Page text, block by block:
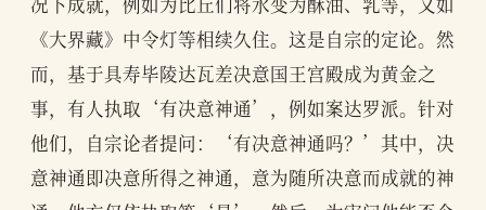
《大界藏》中令灯等相续久住。这是自宗的定论。然
而，基于具寿毕陵达瓦差决意国王宫殿成为黄金之
事，有人执取‘有决意神通’，例如案达罗派。针对
他们，自宗论者提问：‘有决意神通吗？’其中，决
意神通即决意所得之神通，意为随所决意而成就的神